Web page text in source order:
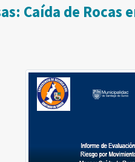
Caída de Rocas